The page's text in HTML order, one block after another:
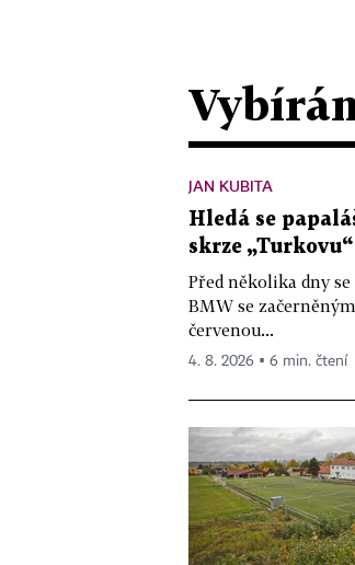
JAN KUBITA
Hledá se
skrze
Před několika dny
BMW se
červenou...
4. 8. 2026 ▪ 6 min. čtení